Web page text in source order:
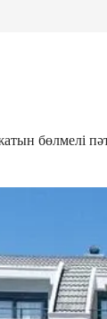
бөлмелі